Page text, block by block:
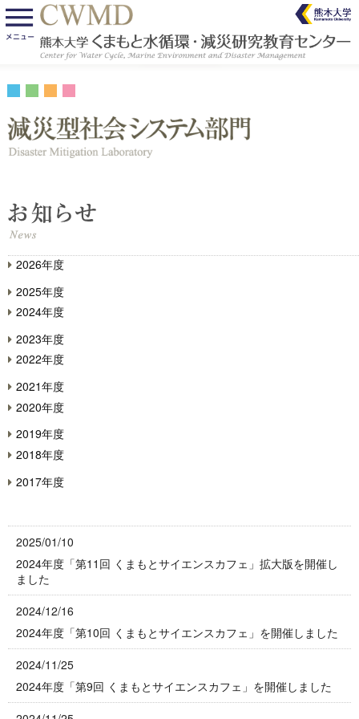
2026年度
2025年度
2024年度
2023年度
2022年度
2021年度
2020年度
2019年度
2018年度
2017年度
2025/01/10
2024年度「第11回 くまもとサイエンスカフェ」拡大版を開催し
ました
2024/12/16
2024年度「第10回 くまもとサイエンスカフェ」を開催しました
2024/11/25
2024年度「第9回 くまもとサイエンスカフェ」を開催しました